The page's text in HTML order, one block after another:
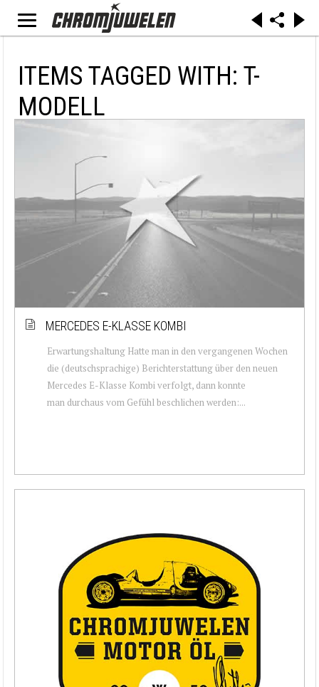
ITEMS TAGGED WITH: T-
MODELL
MERCEDES E-KLASSE KOMBI
Erwartungshaltung Hatte man in den vergangenen Wochen
die (deutschsprachige) Berichterstattung über den neuen
Mercedes E-Klasse Kombi verfolgt, dann konnte
man durchaus vom Gefühl beschlichen werden:...